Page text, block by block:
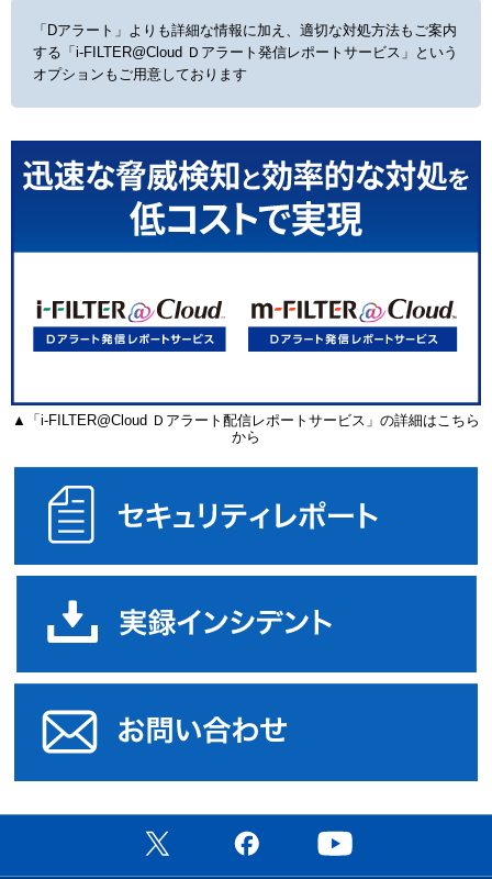
「Dアラート」よりも詳細な情報に加え、適切な対処方法もご案内
する 「i-FILTER@Cloud Ｄアラート発信レポートサービス」という
オプションもご用意しております
▲「i-FILTER@Cloud Ｄアラート配信レポートサービス」の詳細はこちら
から
公式X（旧Twitter）ページ
公式Facebookページ